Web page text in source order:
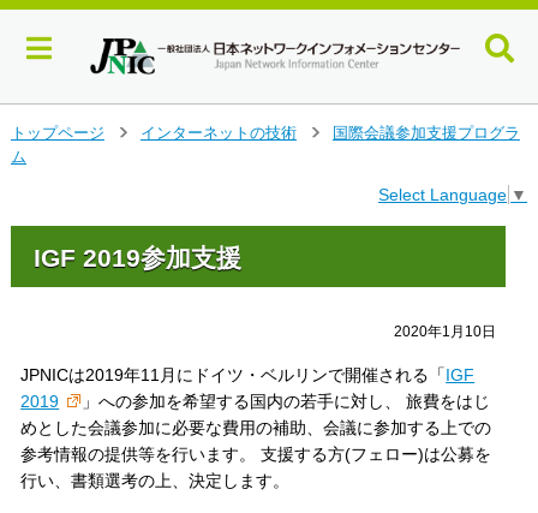
ン
トップページ
インターネットの技術
国際会議参加支援プログラ
ム
Select Language ▼
IGF 2019参加支援
2020年1月10日
JPNICは2019年11月にドイツ・ベルリンで開催される「IGF
2019
」への参加を希望する国内の若手に対し、 旅費をはじ
めとした会議参加に必要な費用の補助、会議に参加する上での
参考情報の提供等を行います。 支援する方(フェロー)は公募を
行い、書類選考の上、決定します。